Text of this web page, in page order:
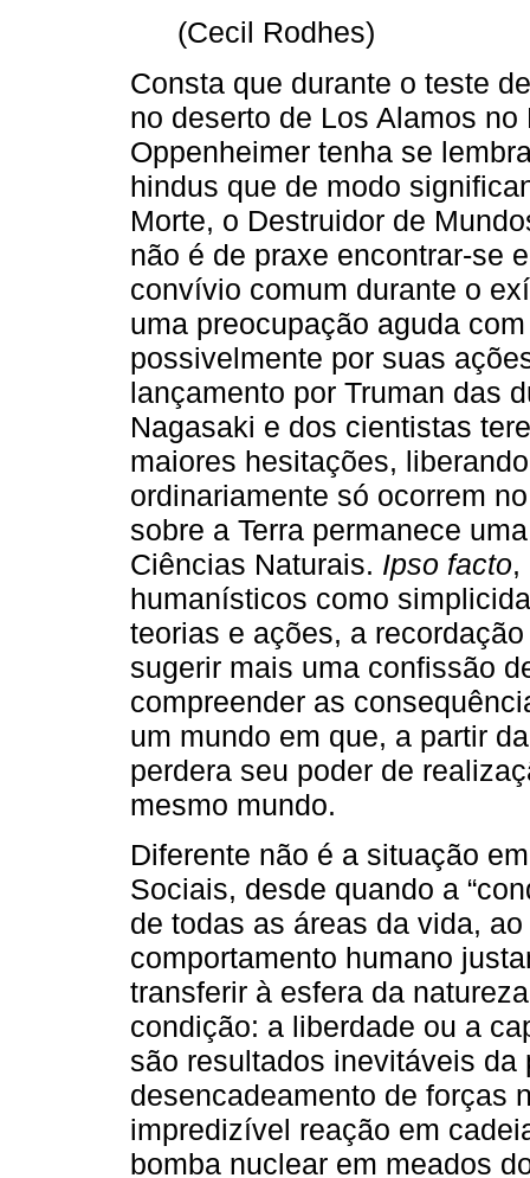
(Cecil Rodhes)
Consta que durante o teste
no deserto de Los Alamos
Oppenheimer tenha se
hindus que de modo
Morte, o Destruidor de
não é de praxe encontrar-se
convívio comum durante o
uma preocupação aguda
possivelmente por suas
lançamento por Truman das
Nagasaki e dos cientistas
maiores hesitações,
ordinariamente só ocorrem
sobre a Terra permanece
Ciências Naturais. Ipso facto,
humanísticos como
teorias e ações, a
sugerir mais uma confissão
compreender as
um mundo em que, a partir
perdera seu poder de
mesmo mundo.
Diferente não é a situação
Sociais, desde quando a
de todas as áreas da vida,
comportamento humano
transferir à esfera da
condição: a liberdade ou a
são resultados inevitáveis
desencadeamento de forças
impredizível reação em
bomba nuclear em meados